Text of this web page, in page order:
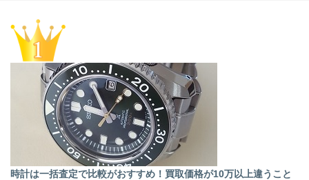
時計は一括査定で比較がおすすめ！買取価格が10万以上違うこと